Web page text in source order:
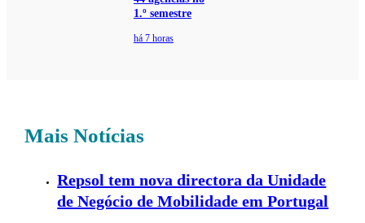
1.º semestre
há 7 horas
Mais Notícias
Repsol tem nova directora da Unidade
de Negócio de Mobilidade em Portugal